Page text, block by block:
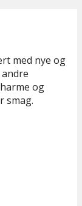
med nye og
og
smag.